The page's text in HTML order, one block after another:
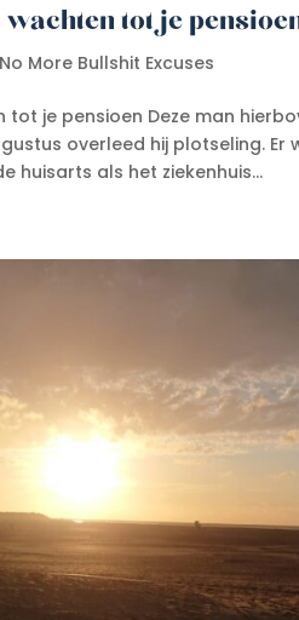
tot je
No More Bullshit Excuses
je pensioen Deze man
overleed hij plotseling.
huisarts als het ziekenhuis...